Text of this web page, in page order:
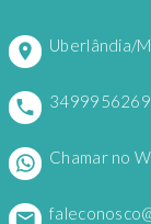
Uberlândia/
Chamar no